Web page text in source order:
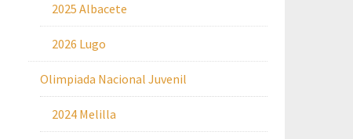
2025 Albacete
2026 Lugo
Olimpiada Nacional Juvenil
2024 Melilla